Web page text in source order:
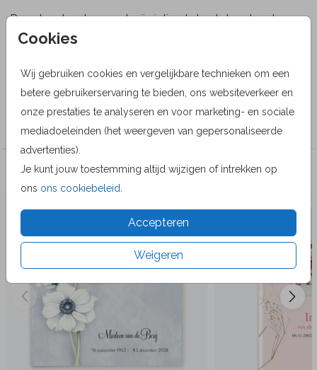
Cookies
Wij gebruiken cookies en vergelijkbare technieken om een
betere gebruikerservaring te bieden, ons websiteverkeer en
onze prestaties te analyseren en voor marketing- en sociale
mediadoeleinden (het weergeven van gepersonaliseerde
advertenties).
Je kunt jouw toestemming altijd wijzigen of intrekken op
ons ons cookiebeleid
Accepteren
Weigeren
Rouwkaart met vergeet mij nietjes Je kunt deze kaart
helemaal naar je eigen smaak aanpassen. (824)
MyCards Design
Collectie
Veel gekozen producten